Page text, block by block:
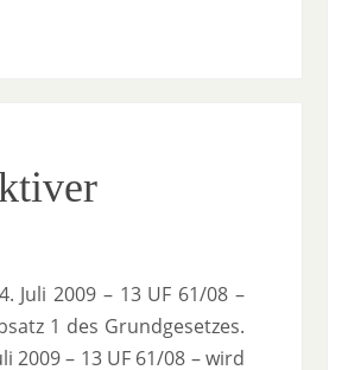
Juli 2009 – 13 UF 61/08 –
1 des Grundgesetzes.
2009 – 13 UF 61/08 – wird